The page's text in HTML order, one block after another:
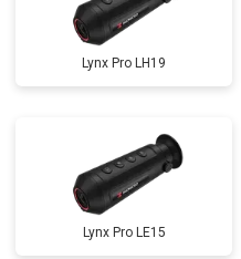
Lynx Pro LH19
Lynx Pro LE15